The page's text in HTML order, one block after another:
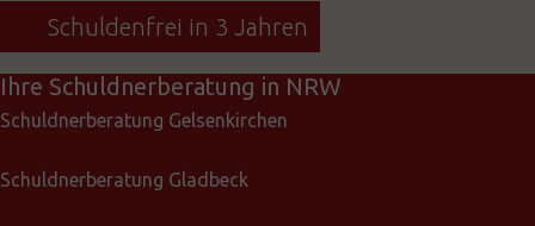
Schuldenfrei in 3 Jahren
Ihre Schuldnerberatung in NRW
Schuldnerberatung Gelsenkirchen
Schuldnerberatung Gladbeck